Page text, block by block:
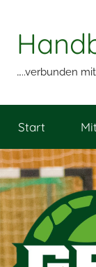
springen
…..verbunden
Start